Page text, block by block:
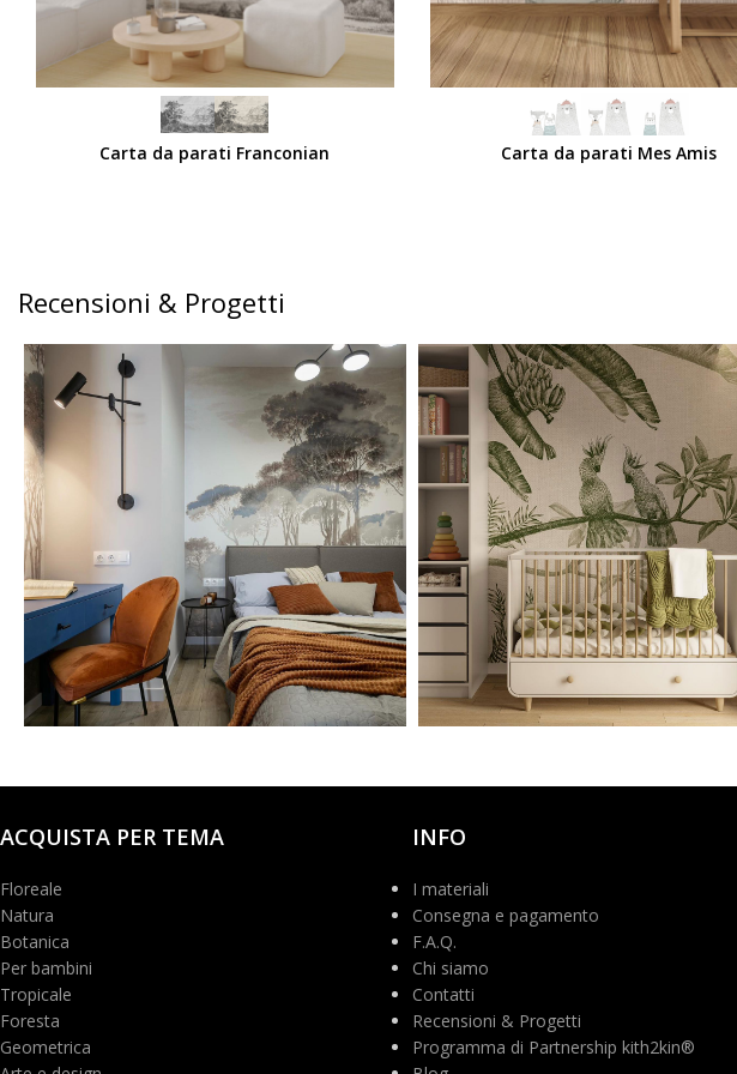
Carta da parati Franconian Carta da parati Mes Amis
Recensioni & Progetti
@polilinia.design @balickadesign
ACQUISTA PER TEMA
Floreale
Natura
Botanica
Per bambini
Tropicale
Foresta
Geometrica
INFO
I materiali
Consegna e pagamento
F.A.Q.
Chi siamo
Contatti
Recensioni & Progetti
Programma di Partnership kith2kin®